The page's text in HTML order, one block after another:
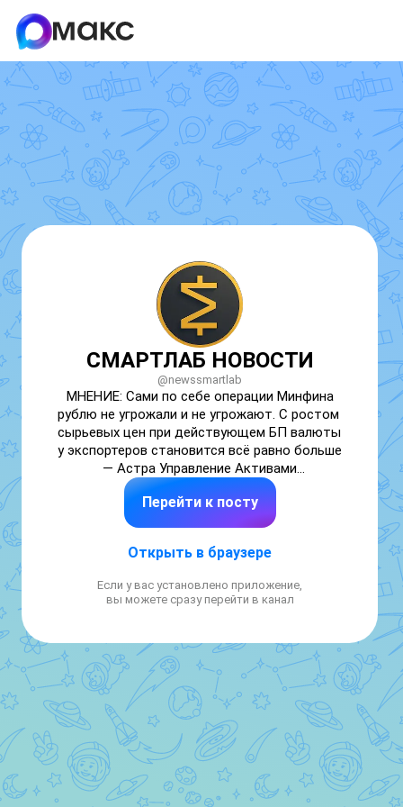
СМАРТЛАБ НОВОСТИ
@newssmartlab
МНЕНИЕ: Сами по себе операции Минфина
рублю не угрожали и не угрожают. С ростом
сырьевых цен при действующем БП валюты
у экспортеров становится всё равно больше
— Астра Управление Активами
Читать далее
👉 https://smartlab.news/i/192634
Перейти к посту
Открыть в браузере
Если у вас установлено приложение,
вы можете сразу перейти в канал